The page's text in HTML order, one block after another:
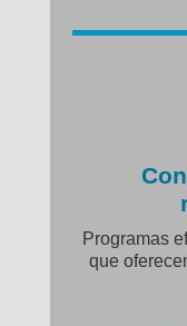
Programas
que